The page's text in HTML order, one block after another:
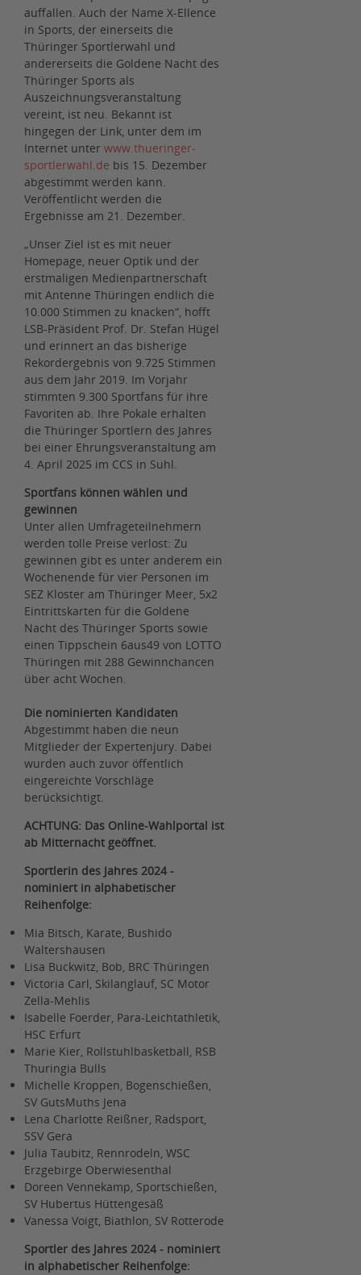
auffallen. Auch der Name X-Ellence
in Sports, der einerseits die
Thüringer Sportlerwahl und
andererseits die Goldene Nacht des
Thüringer Sports als
Auszeichnungsveranstaltung
vereint, ist neu. Bekannt ist
hingegen der Link, unter dem im
Internet unter www.thueringer-
sportlerwahl.de bis 15. Dezember
abgestimmt werden kann.
Veröffentlicht werden die
Ergebnisse am 21. Dezember.
„Unser Ziel ist es mit neuer
Homepage, neuer Optik und der
erstmaligen Medienpartnerschaft
mit Antenne Thüringen endlich die
10.000 Stimmen zu knacken“, hofft
LSB-Präsident Prof. Dr. Stefan Hügel
und erinnert an das bisherige
Rekordergebnis von 9.725 Stimmen
aus dem Jahr 2019. Im Vorjahr
stimmten 9.300 Sportfans für ihre
Favoriten ab. Ihre Pokale erhalten
die Thüringer Sportlern des Jahres
bei einer Ehrungsveranstaltung am
4. April 2025 im CCS in Suhl.
Sportfans können wählen und
gewinnen
Unter allen Umfrageteilnehmern
werden tolle Preise verlost: Zu
gewinnen gibt es unter anderem ein
Wochenende für vier Personen im
SEZ Kloster am Thüringer Meer, 5x2
Eintrittskarten für die Goldene
Nacht des Thüringer Sports sowie
einen Tippschein 6aus49 von LOTTO
Thüringen mit 288 Gewinnchancen
über acht Wochen.
Die nominierten Kandidaten
Abgestimmt haben die neun
Mitglieder der Expertenjury. Dabei
wurden auch zuvor öffentlich
eingereichte Vorschläge
berücksichtigt.
ACHTUNG: Das Online-Wahlportal ist
ab Mitternacht geöffnet.
Sportlerin des Jahres 2024 -
nominiert in alphabetischer
Reihenfolge:
Mia Bitsch, Karate, Bushido
Waltershausen
Lisa Buckwitz, Bob, BRC Thüringen
Victoria Carl, Skilanglauf, SC Motor
Zella-Mehlis
Isabelle Foerder, Para-Leichtathletik,
HSC Erfurt
Marie Kier, Rollstuhlbasketball, RSB
Thuringia Bulls
Michelle Kroppen, Bogenschießen,
SV GutsMuths Jena
Lena Charlotte Reißner, Radsport,
SSV Gera
Julia Taubitz, Rennrodeln, WSC
Erzgebirge Oberwiesenthal
Doreen Vennekamp, Sportschießen,
SV Hubertus Hüttengesäß
Vanessa Voigt, Biathlon, SV Rotterode
Sportler des Jahres 2024 - nominiert
in alphabetischer Reihenfolge: